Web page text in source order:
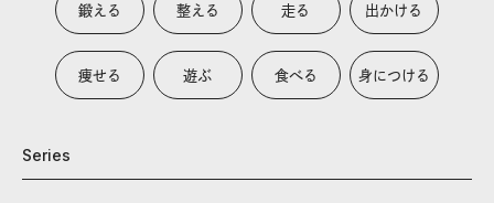
鍛える 整える 走る 出かける
痩せる 遊ぶ 食べる 身につける
Series